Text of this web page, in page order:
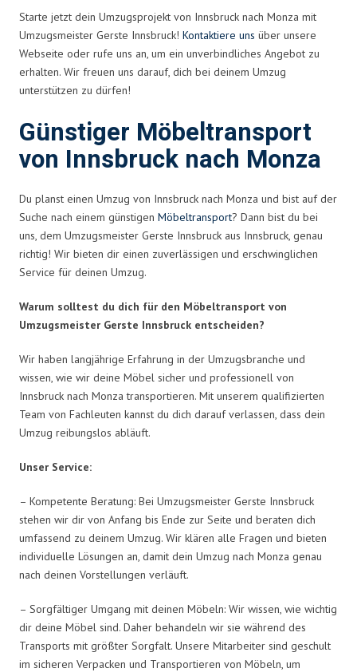
Starte jetzt dein Umzugsprojekt von Innsbruck nach Monza mit
Umzugsmeister Gerste Innsbruck! Kontaktiere uns über unsere
Webseite oder rufe uns an, um ein unverbindliches Angebot zu
erhalten. Wir freuen uns darauf, dich bei deinem Umzug
unterstützen zu dürfen!
Günstiger Möbeltransport
von Innsbruck nach Monza
Du planst einen Umzug von Innsbruck nach Monza und bist auf der
Suche nach einem günstigen Möbeltransport? Dann bist du bei
uns, dem Umzugsmeister Gerste Innsbruck aus Innsbruck, genau
richtig! Wir bieten dir einen zuverlässigen und erschwinglichen
Service für deinen Umzug.
Warum solltest du dich für den Möbeltransport von
Umzugsmeister Gerste Innsbruck entscheiden?
Wir haben langjährige Erfahrung in der Umzugsbranche und
wissen, wie wir deine Möbel sicher und professionell von
Innsbruck nach Monza transportieren. Mit unserem qualifizierten
Team von Fachleuten kannst du dich darauf verlassen, dass dein
Umzug reibungslos abläuft.
Unser Service:
– Kompetente Beratung: Bei Umzugsmeister Gerste Innsbruck
stehen wir dir von Anfang bis Ende zur Seite und beraten dich
umfassend zu deinem Umzug. Wir klären alle Fragen und bieten
individuelle Lösungen an, damit dein Umzug nach Monza genau
nach deinen Vorstellungen verläuft.
– Sorgfältiger Umgang mit deinen Möbeln: Wir wissen, wie wichtig
dir deine Möbel sind. Daher behandeln wir sie während des
Transports mit größter Sorgfalt. Unsere Mitarbeiter sind geschult
im sicheren Verpacken und Transportieren von Möbeln, um